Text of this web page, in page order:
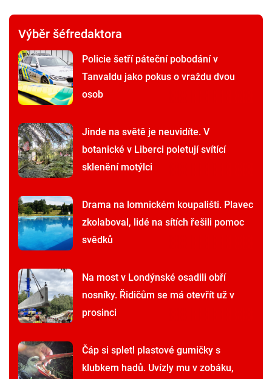
Výběr šéfredaktora
Policie šetří páteční pobodání v
Tanvaldu jako pokus o vraždu dvou
osob
Jinde na světě je neuvidíte. V
botanické v Liberci poletují svítící
sklenění motýlci
Drama na lomnickém koupališti. Plavec
zkolaboval, lidé na sítích řešili pomoc
svědků
Na most v Londýnské osadili obří
nosníky. Řidičům se má otevřít už v
prosinci
Čáp si spletl plastové gumičky s
klubkem hadů. Uvízly mu v zobáku,